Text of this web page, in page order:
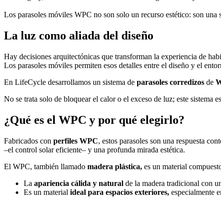
Los parasoles móviles WPC no son solo un recurso estético: son una
La luz como aliada del diseño
Hay decisiones arquitectónicas que transforman la experiencia de
Los parasoles móviles permiten esos detalles entre el diseño y el
En LifeCycle desarrollamos un sistema de parasoles corredizos de
No se trata solo de bloquear el calor o el exceso de luz; este sistema
¿Qué es el WPC y por qué elegirlo?
Fabricados con perfiles WPC, estos parasoles son una respuesta
–el control solar eficiente– y una profunda mirada estética.
El WPC, también llamado madera plástica, es un material
La apariencia cálida y natural de la madera tradicional con
Es un material ideal para espacios exteriores, especialmente